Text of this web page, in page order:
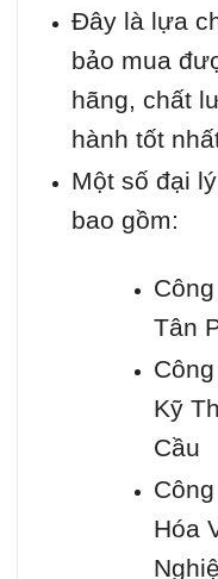
Đây là lựa
bảo mua
hãng, chất
hành tốt
Một số đại
bao gồm:
Tân
Kỹ
Cầu
Hóa